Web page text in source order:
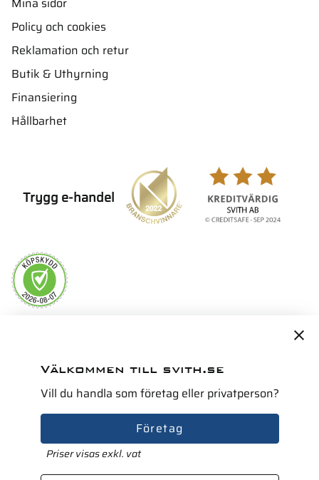
Policy och cookies
Reklamation och retur
Butik & Uthyrning
Finansiering
Hållbarhet
Trygg e-handel
Välkommen till svith.se
Vill du handla som företag eller privatperson?
Företag
Priser visas exkl. vat